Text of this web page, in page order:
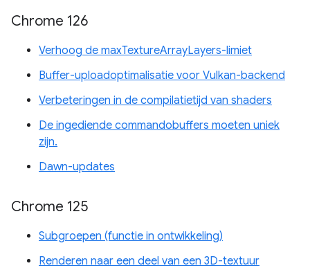
Chrome 126
Verhoog de maxTextureArrayLayers-limiet
Buffer-uploadoptimalisatie voor Vulkan-backend
Verbeteringen in de compilatietijd van shaders
De ingediende commandobuffers moeten uniek
zijn.
Dawn-updates
Chrome 125
Subgroepen (functie in ontwikkeling)
Renderen naar een deel van een 3D-textuur